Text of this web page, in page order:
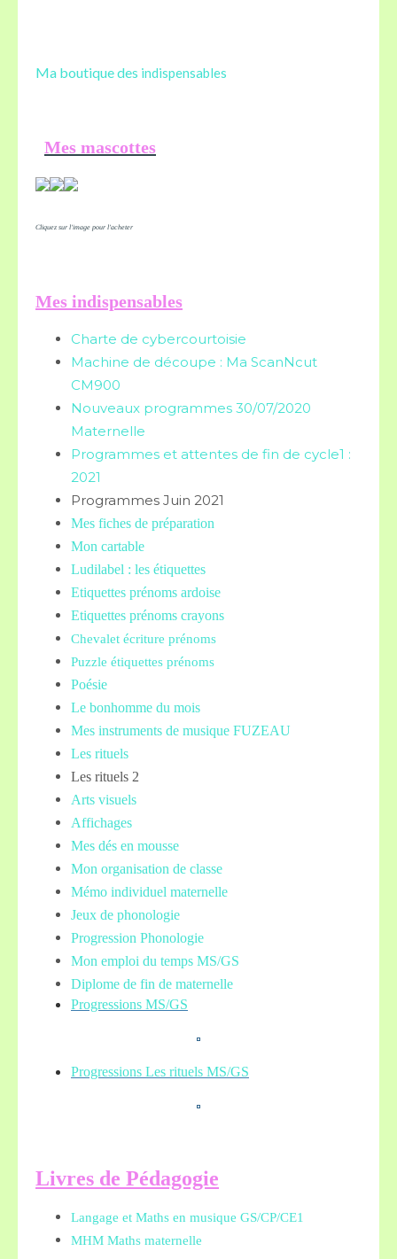
Ma boutique des indispensables
Mes mascottes
Cliquez sur l'image pour l'acheter
Mes indispensables
Charte de cybercourtoisie
Machine de découpe : Ma ScanNcut
CM900
Nouveaux programmes 30/07/2020
Maternelle
Programmes et attentes de fin de cycle1 :
2021
Programmes Juin 2021
Mes fiches de préparation
Mon cartable
Ludilabel : les étiquettes
Etiquettes prénoms ardoise
Etiquettes prénoms crayons
Chevalet écriture prénoms
Puzzle étiquettes prénoms
Poésie
Le bonhomme du mois
Mes instruments de musique FUZEAU
Les rituels
Les rituels 2
Arts visuels
Affichages
Mes dés en mousse
Mon organisation de classe
Mémo individuel maternelle
Jeux de phonologie
Progression Phonologie
Mon emploi du temps MS/GS
Diplome de fin de maternelle
Progressions MS/GS
Progressions Les rituels MS/GS
Livres de Pédagogie
Langage et Maths en musique GS/CP/CE1
MHM Maths maternelle